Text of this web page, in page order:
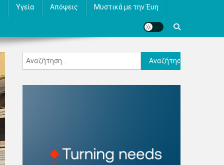
Υγεία Απόψεις Μυστικά με την Έυη
Αναζήτηση
για: